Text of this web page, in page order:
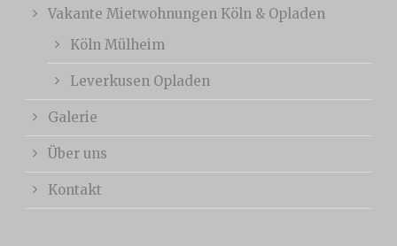
Vakante Mietwohnungen Köln & Opladen
Köln Mülheim
Leverkusen Opladen
Galerie
Über uns
Kontakt